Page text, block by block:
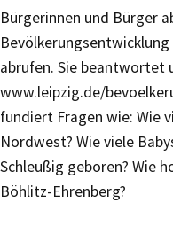
Bürgerinnen und Bürger
abrufen. Sie beantwortet
www.leipzig.de/
fundiert Fragen wie: Wie
Nordwest? Wie viele
Schleußig geboren? Wie
Böhlitz-Ehrenberg?